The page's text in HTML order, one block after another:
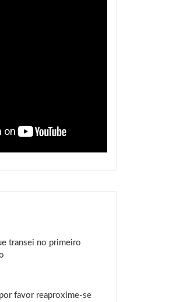
transei no primeiro
favor reaproxime-se